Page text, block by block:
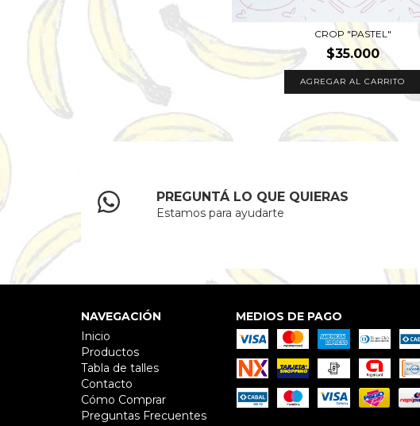
CROP "PASTEL"
$35.000
AGREGAR AL CARRITO
PREGUNTÁ LO QUE QUIERAS
Estamos para ayudarte
NAVEGACIÓN
Inicio
Productos
Tabla de talles
Contacto
Cómo Comprar
Preguntas Frecuentes
MEDIOS DE PAGO